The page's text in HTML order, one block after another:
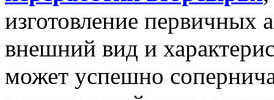
изготовление первичных
внешний вид и
может успешно